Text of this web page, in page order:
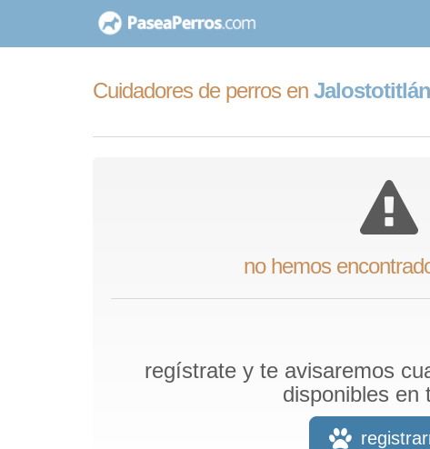
contenido
Cuidadores de perros en
no hemos
regístrate y te avisaremos
disponibles en